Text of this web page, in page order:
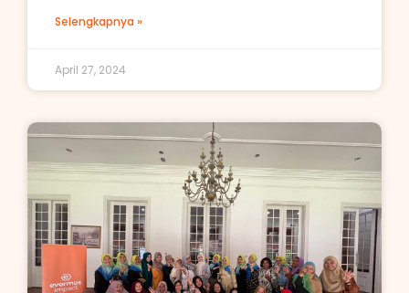
Selengkapnya »
April 27, 2024